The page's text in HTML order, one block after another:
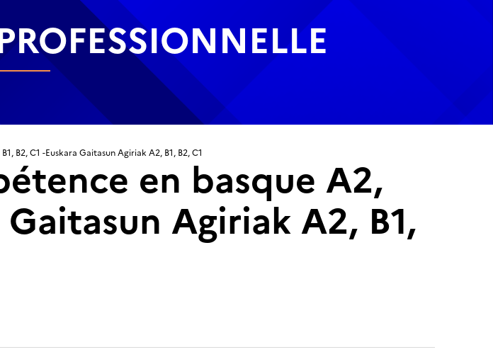
B2, C1 -Euskara Gaitasun Agiriak A2, B1, B2, C1
en basque A2,
Gaitasun Agiriak A2, B1,